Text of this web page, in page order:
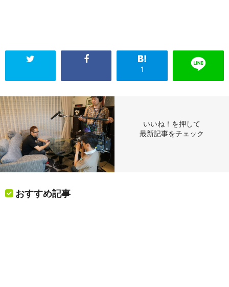
1
いいね！を押して
最新記事をチェック
おすすめ記事